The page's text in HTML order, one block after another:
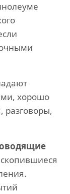
хорошо
разговоры,